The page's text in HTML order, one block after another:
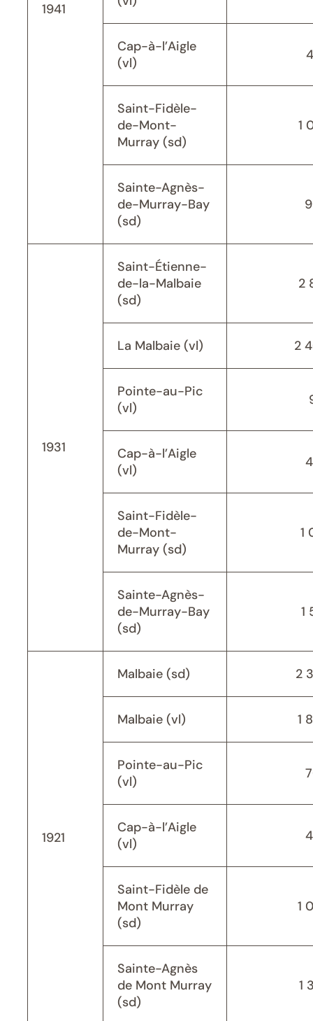
1941
Cap-à-l’Aigle
(vl)
Saint-Fidèle-
de-Mont-
Murray (sd)
1
Sainte-Agnès-
de-Murray-Bay
(sd)
1931
Saint-Étienne-
de-la-Malbaie
(sd)
2
La Malbaie (vl) 2
Pointe-au-Pic
(vl)
Cap-à-l’Aigle
(vl)
Saint-Fidèle-
de-Mont-
Murray (sd)
1
Sainte-Agnès-
de-Murray-Bay
(sd)
1
1921
Malbaie (sd) 2
Malbaie (vl) 1
Pointe-au-Pic
(vl)
Cap-à-l’Aigle
(vl)
Saint-Fidèle de
Mont Murray
(sd)
1
Sainte-Agnès
de Mont Murray
(sd)
1